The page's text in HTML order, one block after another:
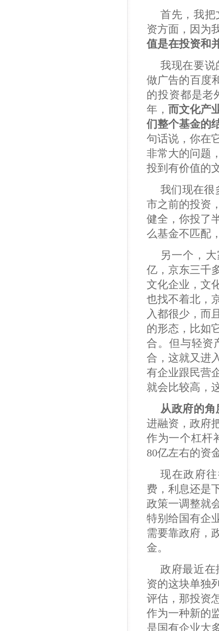
首先，我
资方面，因为
值是在投资和
我现在要
做广告的百度
的投资都是老
年，而文化产
们整个基金的
句话说，你在
非常大的问题
投到有价值的
我们现在很
市之前的投资
健全，你投了
么基金不匹配
另一个，
亿，京东三千
文化企业，文
也找不着北，
入都很少，而
的形态，比如
合。但与轻资
合，这就又进
有企业跟民营
就会比较高，
从政府的
进融资，政府
作为一个杠杆
80亿左右的资
现在政府
费，利息还是
政策一调整就
特别给国有企
需要靠政府，
金。
政府最近
资的这块单独
评估，那投资
作为一种新的
是国有企业大